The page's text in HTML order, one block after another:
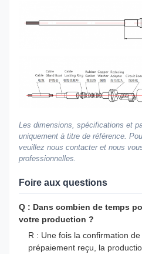
Les dimensions, spécifications et
uniquement à titre de référence.
veuillez nous contacter et nous
professionnelles.
Foire aux questions
Q : Dans combien de temps
votre production ?
R : Une fois la confirmation
prépaiement reçu, la